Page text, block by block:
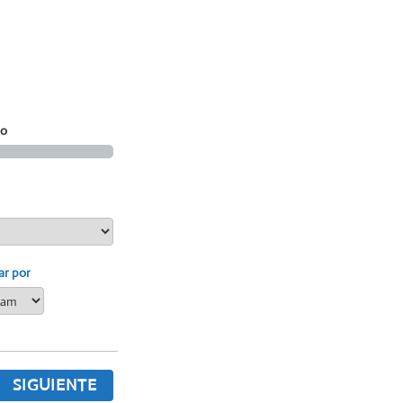
por
SIGUIENTE